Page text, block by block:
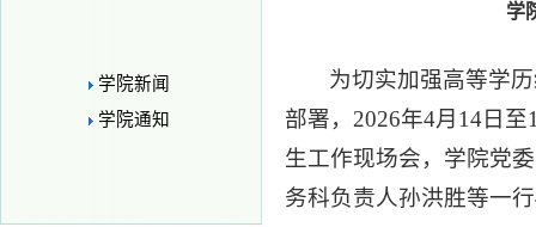
学院新闻
学院通知
学
为切实加强高等学
部署，2026年4月14日
生工作现场会，学院党
务科负责人孙洪胜等一